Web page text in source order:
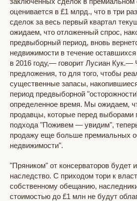
оценивается в £1 млрд., что в три
сделок за весь первый квартал
ожидаем, что отложенный спрос,
предвыборный период, вновь
недвижимости в течение
в 2016 году,— говорит Лусиан Кук.—
предложения, то для того, чтобы
существенные запасы,
период предвыборной
определенное время. Мы ожидаем,
продавцы, которые перед выборами
подхода "Поживем — увидим",
продажу еще больше премиальных
недвижимости".
"Пряником" от консерваторов будет
наследство. C приходом тори к
собственному обещанию,
стоимостью до £1 млн не будут